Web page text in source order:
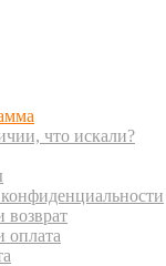
что искали?
возврат
оплата